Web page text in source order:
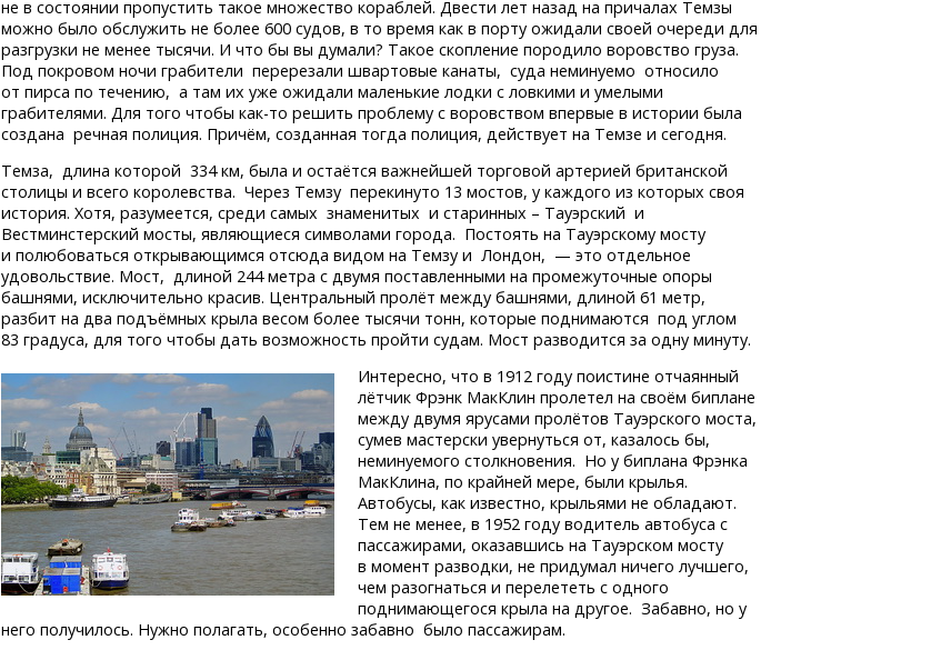
не в состоянии пропустить такое множество кораблей. Двести лет назад на причалах Темзы
можно было обслужить не более 600 судов, в то время как в порту ожидали своей очереди для
разгрузки не менее тысячи. И что бы вы думали? Такое скопление породило воровство груза.
Под покровом ночи грабители перерезали швартовые канаты, суда неминуемо относило
от пирса по течению, а там их уже ожидали маленькие лодки с ловкими и умелыми
грабителями. Для того чтобыкак-то решить проблему с воровством впервые в истории была
создана речная полиция. Причём, созданная тогда полиция, действует на Темзе и сегодня.
Темза, длина которой 334 км, была и остаётся важнейшей торговой артерией британской
столицы и всего королевства. Через Темзу перекинуто 13 мостов, у каждого из которых своя
история. Хотя, разумеется, среди самых знаменитых и старинных – Тауэрский и
Вестминстерский мосты, являющиеся символами города. Постоять на Тауэрскому мосту
и полюбоваться открывающимся отсюда видом на Темзу и Лондон, — это отдельное
удовольствие. Мост, длиной 244 метра с двумя поставленными на промежуточные опоры
башнями, исключительно красив. Центральный пролёт между башнями, длиной 61 метр,
разбит на два подъёмных крыла весом более тысячи тонн, которые поднимаются под углом
83 градуса, для того чтобы дать возможность пройти судам. Мост разводится за одну минуту.
Интересно, что в 1912 году поистине отчаянный
лётчик Фрэнк МакКлин пролетел на своём биплане
между двумя ярусами пролётов Тауэрского моста,
сумев мастерски увернуться от, казалось бы,
неминуемого столкновения. Но у биплана Фрэнка
МакКлина, по крайней мере, были крылья.
Автобусы, как известно, крыльями не обладают.
Тем не менее, в 1952 году водитель автобуса с
пассажирами, оказавшись на Тауэрском мосту
в момент разводки, не придумал ничего лучшего,
чем разогнаться и перелететь с одного
поднимающегося крыла на другое. Забавно, но у
него получилось. Нужно полагать, особенно забавно было пассажирам.